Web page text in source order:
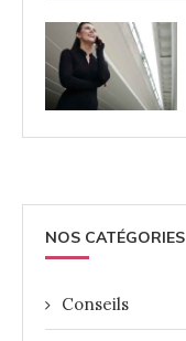
NOS CATÉGORIES
Conseils